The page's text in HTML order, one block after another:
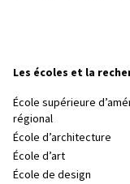
Les écoles et la
École supérieure
régional
École d’architecture
École d’art
École de design